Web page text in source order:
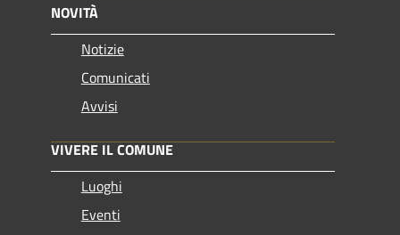
NOVITÀ
Notizie
Comunicati
Avvisi
VIVERE IL COMUNE
Luoghi
Eventi